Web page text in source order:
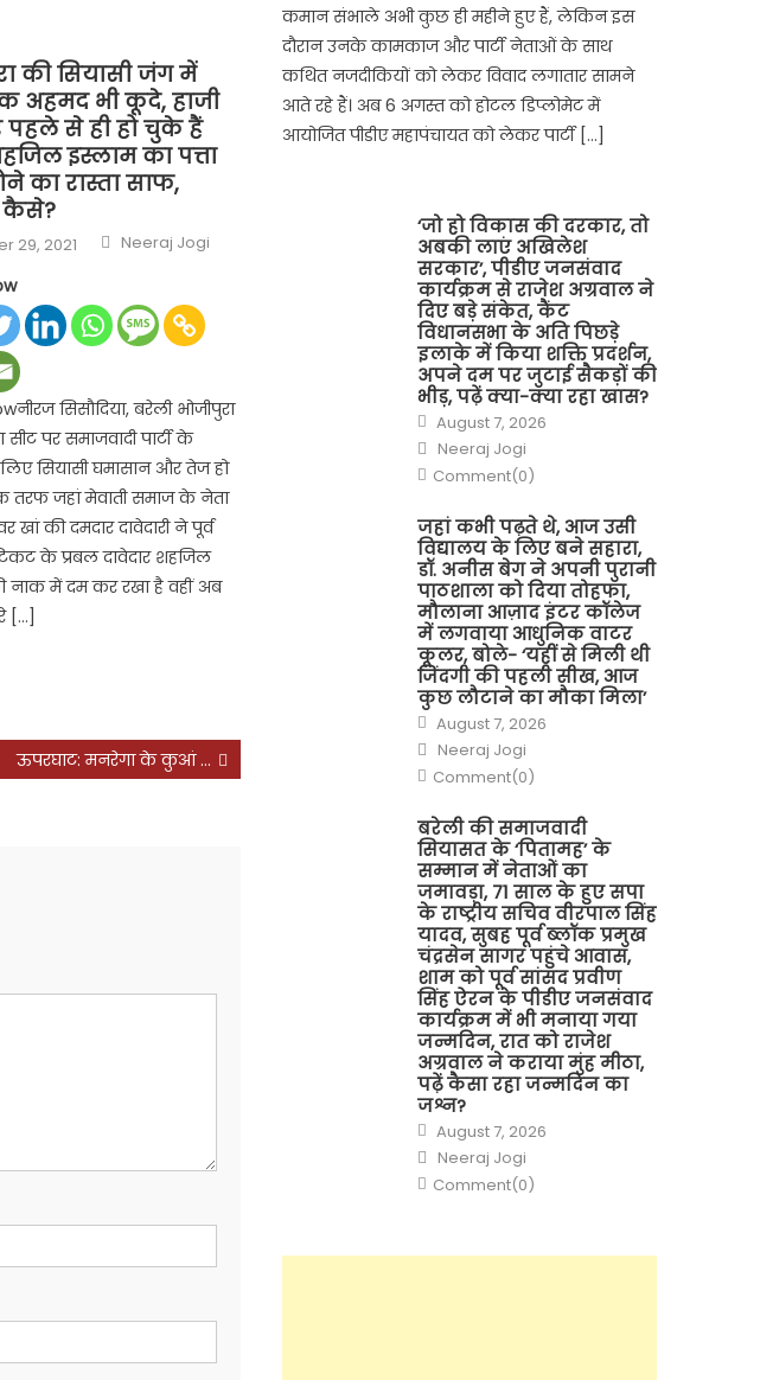
की सियासी जंग में
अहमद भी कूदे, हाजी
पहले से ही हो चुके हैं
इस्लाम का पत्ता
का रास्ता साफ,
कैसे?
29, 2021 Author
Neeraj Jogi
सिसौदिया, बरेली भोजीपुरा
सीट पर समाजवादी पार्टी के
सियासी घमासान और तेज हो
तरफ जहां मेवाती समाज के नेता
खां की दमदार दावेदारी ने पूर्व
के प्रबल दावेदार शहजिल
नाक में दम कर रखा है वहीं अब
[…]
ऊपरघाट: मनरेगा के कुआं से मिला युवक का शव
कमान संभाले अभी कुछ ही महीने हुए हैं, लेकिन इस
दौरान उनके कामकाज और पार्टी नेताओं के साथ
कथित नजदीकियों को लेकर विवाद लगातार सामने
आते रहे हैं। अब 6 अगस्त को होटल डिप्लोमेट में
आयोजित पीडीए महापंचायत को लेकर पार्टी […]
‘जो हो विकास की दरकार, तो
अबकी लाएं अखिलेश
सरकार’, पीडीए जनसंवाद
कार्यक्रम से राजेश अग्रवाल ने
दिए बड़े संकेत, कैंट
विधानसभा के अति पिछड़े
इलाके में किया शक्ति प्रदर्शन,
अपने दम पर जुटाई सैकड़ों की
भीड़, पढ़ें क्या-क्या रहा खास?
Posted
on
August 7, 2026
Author
Neeraj Jogi
Comment(0)
जहां कभी पढ़ते थे, आज उसी
विद्यालय के लिए बने सहारा,
डॉ. अनीस बेग ने अपनी पुरानी
पाठशाला को दिया तोहफा,
मौलाना आज़ाद इंटर कॉलेज
में लगवाया आधुनिक वाटर
कूलर, बोले- ‘यहीं से मिली थी
जिंदगी की पहली सीख, आज
कुछ लौटाने का मौका मिला’
Posted
on
August 7, 2026
Author
Neeraj Jogi
Comment(0)
बरेली की समाजवादी
सियासत के ‘पितामह’ के
सम्मान में नेताओं का
जमावड़ा, 71 साल के हुए सपा
के राष्ट्रीय सचिव वीरपाल सिंह
यादव, सुबह पूर्व ब्लॉक प्रमुख
चंद्रसेन सागर पहुंचे आवास,
शाम को पूर्व सांसद प्रवीण
सिंह ऐरन के पीडीए जनसंवाद
कार्यक्रम में भी मनाया गया
जन्मदिन, रात को राजेश
अग्रवाल ने कराया मुंह मीठा,
पढ़ें कैसा रहा जन्मदिन का
जश्न?
Posted
on
August 7, 2026
Author
Neeraj Jogi
Comment(0)